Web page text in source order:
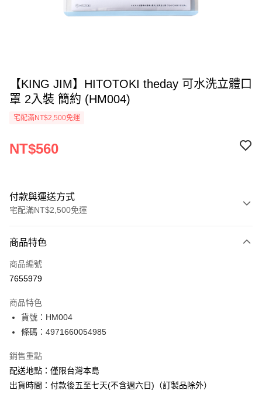
【KING JIM】HITOTOKI theday 可水洗立體口
罩 2入裝 簡約 (HM004)
宅配滿NT$2,500免運
NT$560
付款與運送方式
宅配滿NT$2,500免運
信用卡一次付款
Apple Pay
悠遊付
ATM付款
運送方式
下單前請先詢問庫存
商品特色
商品編號
7655979
商品特色
貨號：HM004
條碼：4971660054985
銷售重點
配送地點：僅限台灣本島
出貨時間：付款後五至七天(不含週六日)（訂製品除外）